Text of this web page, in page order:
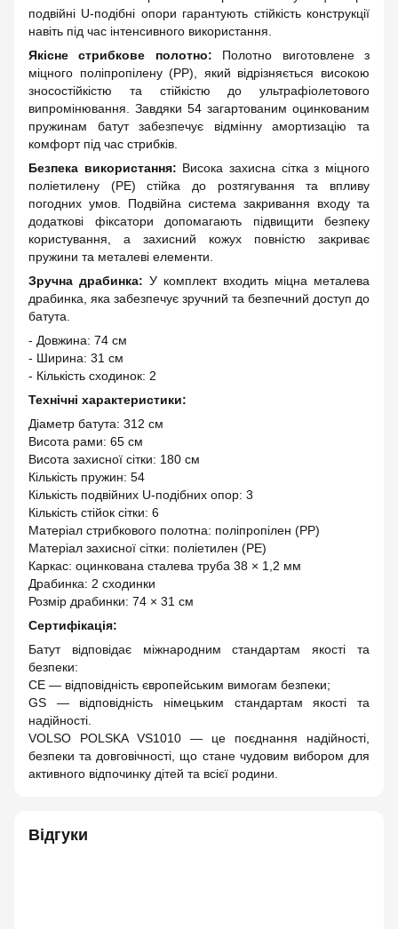
подвійні U-подібні опори гарантують стійкість конструкції
навіть під час інтенсивного використання.
Якісне стрибкове полотно: Полотно виготовлене з
міцного поліпропілену (PP), який відрізняється високою
зносостійкістю та стійкістю до ультрафіолетового
випромінювання. Завдяки 54 загартованим оцинкованим
пружинам батут забезпечує відмінну амортизацію та
комфорт під час стрибків.
Безпека використання: Висока захисна сітка з міцного
поліетилену (PE) стійка до розтягування та впливу
погодних умов. Подвійна система закривання входу та
додаткові фіксатори допомагають підвищити безпеку
користування, а захисний кожух повністю закриває
пружини та металеві елементи.
Зручна драбинка: У комплект входить міцна металева
драбинка, яка забезпечує зручний та безпечний доступ до
батута.
- Довжина: 74 см
- Ширина: 31 см
- Кількість сходинок: 2
Технічні характеристики:
Діаметр батута: 312 см
Висота рами: 65 см
Висота захисної сітки: 180 см
Кількість пружин: 54
Кількість подвійних U-подібних опор: 3
Кількість стійок сітки: 6
Матеріал стрибкового полотна: поліпропілен (PP)
Матеріал захисної сітки: поліетилен (PE)
Каркас: оцинкована сталева труба 38 × 1,2 мм
Драбинка: 2 сходинки
Розмір драбинки: 74 × 31 см
Сертифікація:
Батут відповідає міжнародним стандартам якості та
безпеки:
CE — відповідність європейським вимогам безпеки;
GS — відповідність німецьким стандартам якості та
надійності.
VOLSO POLSKA VS1010 — це поєднання надійності,
безпеки та довговічності, що стане чудовим вибором для
активного відпочинку дітей та всієї родини.
Відгуки